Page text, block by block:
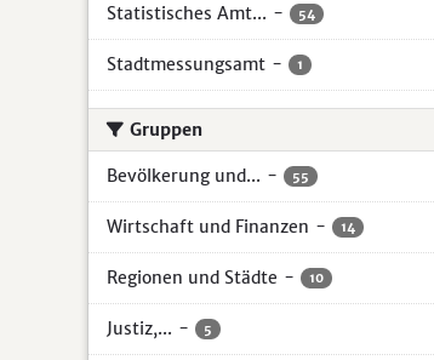
Statistisches Amt... - 54
Stadtmessungsamt - 1
Gruppen
Bevölkerung und... - 55
Wirtschaft und Finanzen - 14
Regionen und Städte - 10
Justiz,... - 5